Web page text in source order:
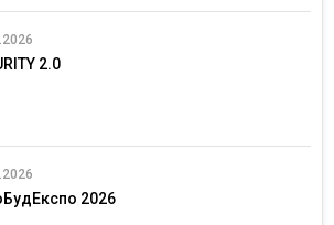
2.0
2026